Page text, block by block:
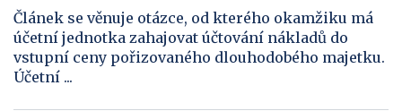
Článek se věnuje otázce, od kterého okamžiku má
účetní jednotka zahajovat účtování nákladů do
vstupní ceny pořizovaného dlouhodobého majetku.
Účetní ...